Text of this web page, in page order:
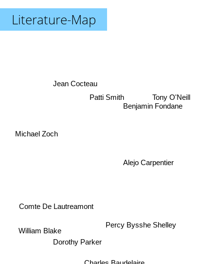
Literature-Map
Dorothy Parker
Percy Bysshe Shelley
Patti Smith
Alejo Carpentier
Benjamin Fondane
William Blake
Comte De Lautreamont
Tony O'Neill
Jean Cocteau
Michael Zoch